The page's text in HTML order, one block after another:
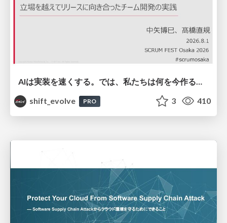
AIは実装を速くする。では、私たちは何を今作るべきか？－立場を越えてリリースに向き合ったチーム開発の実践 / 20260801 Hiromi Nakaya and Naoki Takahashi
shift_evolve
PRO 3 410